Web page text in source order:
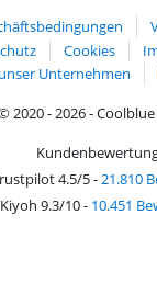
Cookies
Unternehmen
2020 - 2026 -
4.5/5-21.810
Kiyoh 9.3/10- 10.451